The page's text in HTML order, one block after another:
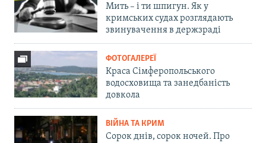
Мить – і ти шпигун. Як у
кримських судах розглядають
звинувачення в держзраді
ФОТОГАЛЕРЕЇ
Краса Сімферопольського
водосховища та занедбаність
довкола
ВІЙНА ТА КРИМ
Сорок днів, сорок ночей. Про